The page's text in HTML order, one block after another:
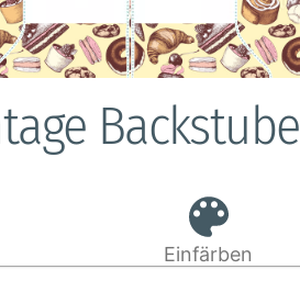
Backstube
Einfärben